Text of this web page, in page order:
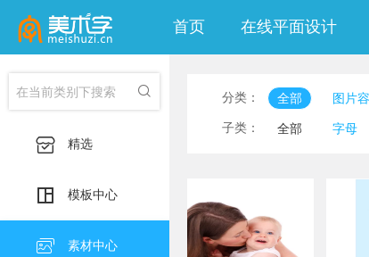
首页 在线平面设计

 精选
 模板中心
 素材中心
分类： 全部 图片
子类：
全部 字母
建筑